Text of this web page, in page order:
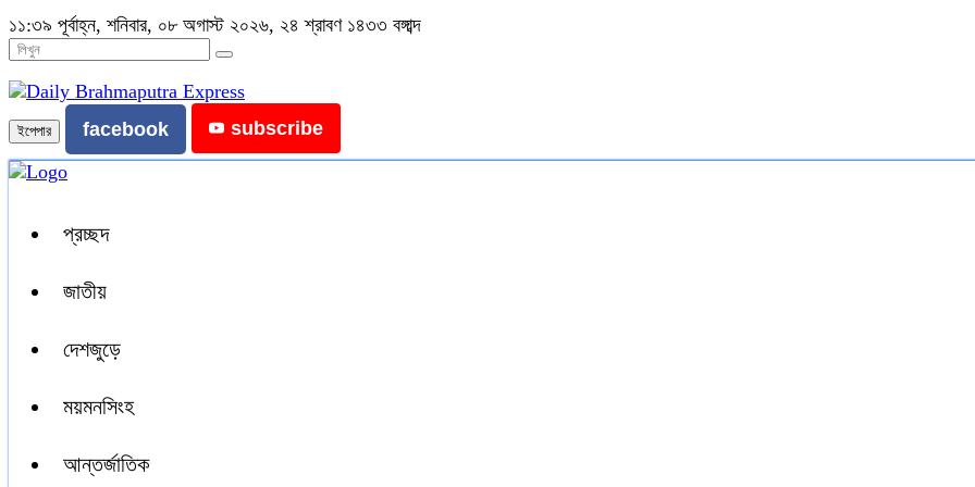
১১:৩৯ পূর্বাহ্ন, শনিবার, ০৮ অগাস্ট ২০২৬, ২৪ শ্রাবণ ১৪৩৩ বঙ্গাব্দ
ইপেপার facebook subscribe
প্রচ্ছদ
জাতীয়
দেশজুড়ে
ময়মনসিংহ
আন্তর্জাতিক